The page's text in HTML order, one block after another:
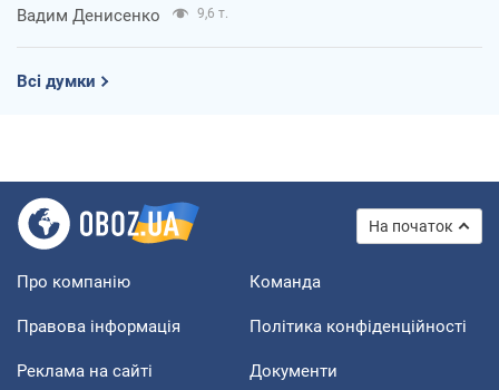
Вадим Денисенко 9,6 т.
Всі думки
На початок
Про компанію Команда
Правова інформація Політика конфіденційності
Реклама на сайті Документи